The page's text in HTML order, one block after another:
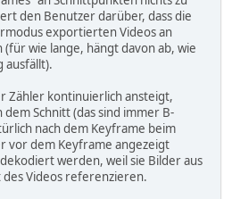
den Benutzer darüber, dass die
exportierten Videos an
wie lange, hängt davon ab, wie
ausfällt).
Zähler kontinuierlich ansteigt,
Schnitt (das sind immer B-
nach dem Keyframe beim
vor dem Keyframe angezeigt
werden, weil sie Bilder aus
Videos referenzieren.